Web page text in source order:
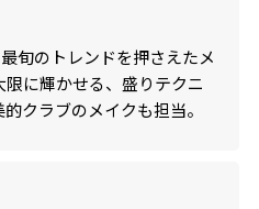
旬のトレンドを押さえたメ
に輝かせる、盛りテクニ
クラブのメイクも担当。